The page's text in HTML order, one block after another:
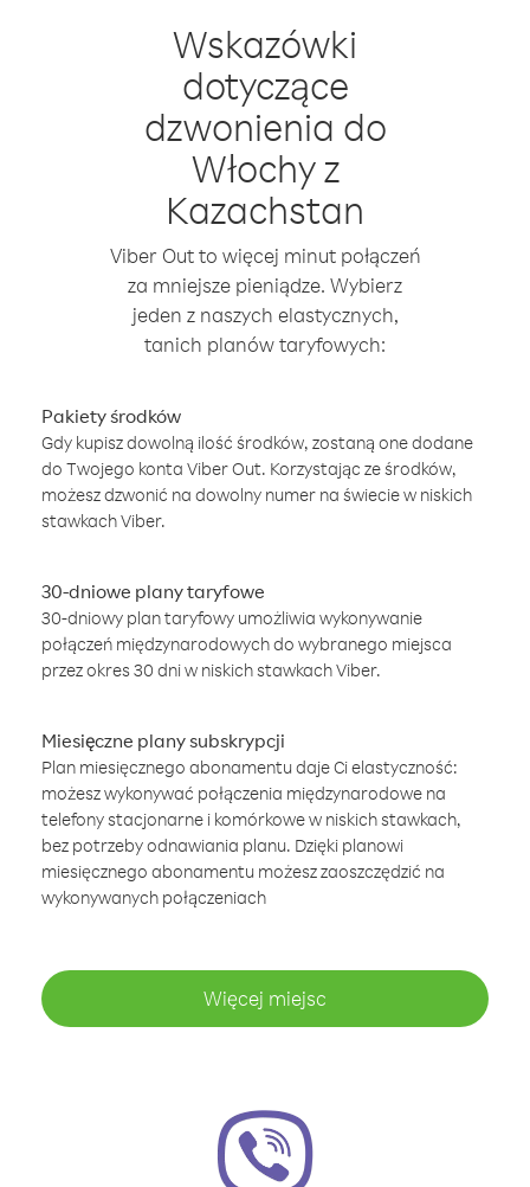
Wskazówki
dotyczące
dzwonienia do
Włochy z
Kazachstan
Viber Out to więcej minut połączeń
za mniejsze pieniądze. Wybierz
jeden z naszych elastycznych,
tanich planów taryfowych:
Pakiety środków
Gdy kupisz dowolną ilość środków, zostaną one dodane
do Twojego konta Viber Out. Korzystając ze środków,
możesz dzwonić na dowolny numer na świecie w niskich
stawkach Viber.
30-dniowe plany taryfowe
30-dniowy plan taryfowy umożliwia wykonywanie
połączeń międzynarodowych do wybranego miejsca
przez okres 30 dni w niskich stawkach Viber.
Miesięczne plany subskrypcji
Plan miesięcznego abonamentu daje Ci elastyczność:
możesz wykonywać połączenia międzynarodowe na
telefony stacjonarne i komórkowe w niskich stawkach,
bez potrzeby odnawiania planu. Dzięki planowi
miesięcznego abonamentu możesz zaoszczędzić na
wykonywanych połączeniach
Więcej miejsc